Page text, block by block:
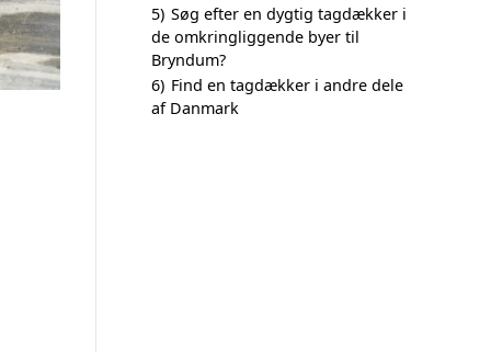
5) Søg efter en dygtig tagdækker i
de omkringliggende byer til
Bryndum?
6) Find en tagdækker i andre dele
af Danmark